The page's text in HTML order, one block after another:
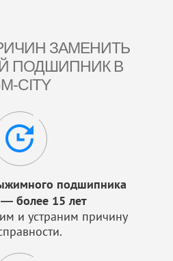
ЗАМЕНИТЬ
ПОДШИПНИК В
CITY
подшипника
более 15 лет
и устраним причину